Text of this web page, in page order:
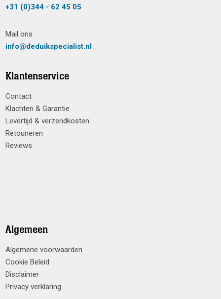
+31 (0)344 - 62 45 05
Mail ons
info@deduikspecialist.nl
Klantenservice
Contact
Klachten & Garantie
Levertijd & verzendkosten
Retouneren
Reviews
Algemeen
Algemene voorwaarden
Cookie Beleid
Disclaimer
Privacy verklaring